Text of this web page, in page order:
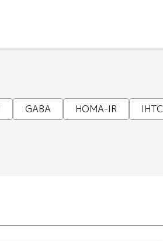
GABA HOMA-IR IHTC